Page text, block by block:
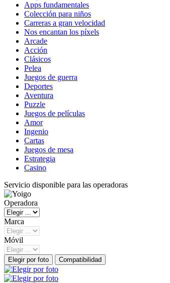
Apps fundamentales
Colección para niños
Carreras a gran velocidad
Nos encantan los píxels
Arcade
Acción
Clásicos
Pelea
Juegos de guerra
Deportes
Aventura
Puzzle
Juegos de películas
Amor
Ingenio
Cartas
Juegos de mesa
Estrategia
Casino
Servicio disponible para las operadoras
Operadora
Marca
Móvil